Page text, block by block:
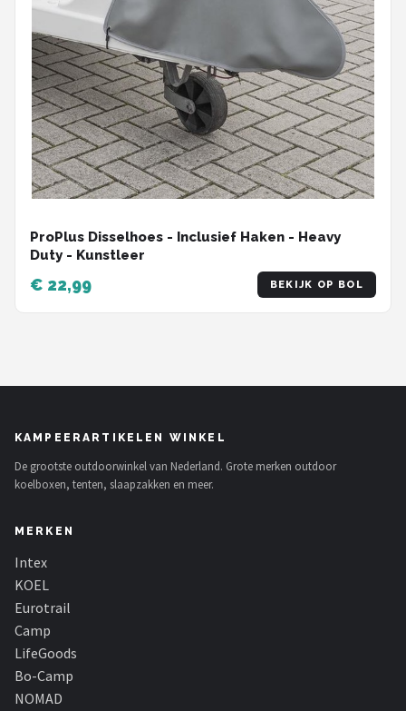
ProPlus Disselhoes - Inclusief Haken - Heavy
Duty - Kunstleer
€ 22,99 BEKIJK OP BOL
KAMPEERARTIKELEN WINKEL
De grootste outdoorwinkel van Nederland. Grote merken outdoor
koelboxen, tenten, slaapzakken en meer.
MERKEN
Intex
KOEL
Eurotrail
Camp
LifeGoods
Bo-Camp
NOMAD